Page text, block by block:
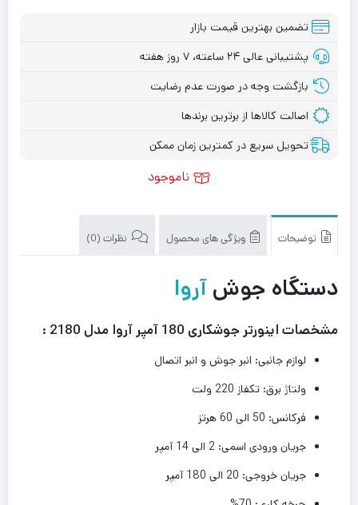
تضمین بهترین قیمت بازار
پشتیبانی عالی ۲۴ ساعته، ۷ روز هفته
بازگشت وجه در صورت عدم رضایت
اصالت کالاها از برترین برندها
تحویل سریع در کمترین زمان ممکن
ناموجود
توضیحات ویژگی های محصول نظرات (0)
دستگاه جوش آروا
مشخصات اینورتر جوشکاری 180 آمپر آروا مدل 2180 :
لوازم جانبی: انبر جوش و انبر اتصال
ولتاژ برق: تکفاز 220 ولت
فرکانس: 50 الی 60 هرتز
جریان ورودی اسمی: 2 الی 14 آمپر
جریان خروجی: 20 الی 180 آمپر